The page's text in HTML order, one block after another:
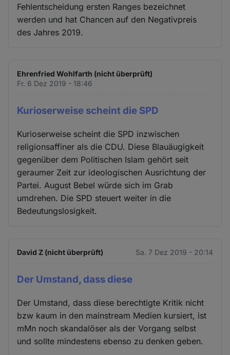
Fehlentscheidung ersten Ranges bezeichnet
werden und hat Chancen auf den Negativpreis
des Jahres 2019.
Ehrenfried Wohlfarth (nicht überprüft)
Fr. 6 Dez 2019 - 18:46
Kurioserweise scheint die SPD
Kurioserweise scheint die SPD inzwischen
religionsaffiner als die CDU. Diese Blauäugigkeit
gegenüber dem Politischen Islam gehört seit
geraumer Zeit zur ideologischen Ausrichtung der
Partei. August Bebel würde sich im Grab
umdrehen. Die SPD steuert weiter in die
Bedeutungslosigkeit.
David Z (nicht überprüft) Sa. 7 Dez 2019 - 20:14
Der Umstand, dass diese
Der Umstand, dass diese berechtigte Kritik nicht
bzw kaum in den mainstream Medien kursiert, ist
mMn noch skandalöser als der Vorgang selbst
und sollte mindestens ebenso zu denken geben.